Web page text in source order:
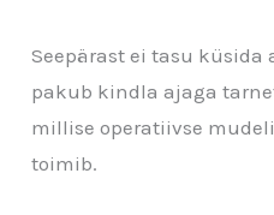
Seepärast ei tasu küsida
pakub kindla ajaga
millise operatiivse
toimib.